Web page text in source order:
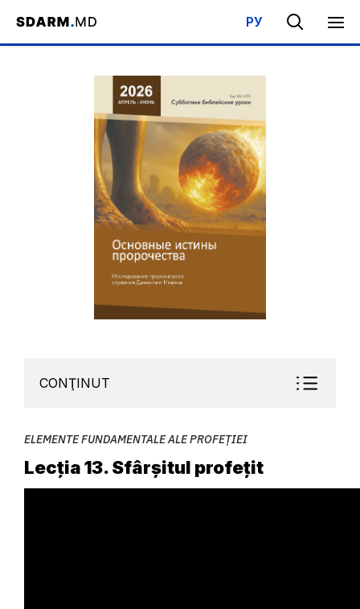
РУ
Acasa / Bibliotecă / Şcoala de Sabat / Elemente fundamentale
CONŢINUT
ELEMENTE FUNDAMENTALE ALE PROFEȚIEI
Lecția 13. Sfârșitul profețit